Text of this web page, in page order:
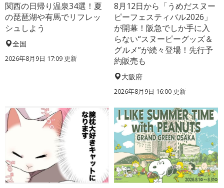
関西の日帰り温泉34選！夏
の琵琶湖や有馬でリフレッ
シュしよう
全国
2026年8月9日 17:09更新
8月12日から「うめだスヌー
ピーフェスティバル2026」
が開幕！阪急でしか手に入
らない“スヌーピーグッズ＆
グルメ”が続々登場！先行予
約販売も
大阪府
2026年8月9日 16:00更新